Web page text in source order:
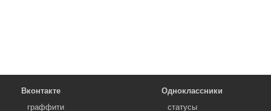
Вконтакте
граффити
Одноклассники
статусы